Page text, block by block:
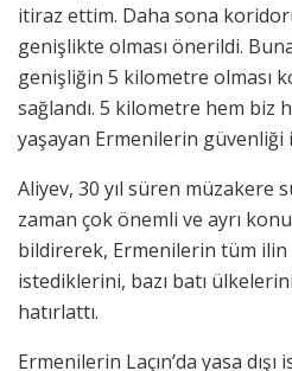
itiraz ettim. Daha sona
genişlikte olması önerildi.
genişliğin 5 kilometre olması
sağlandı. 5 kilometre hem biz
yaşayan Ermenilerin güvenliği
Aliyev, 30 yıl süren müzakere
zaman çok önemli ve ayrı
bildirerek, Ermenilerin tüm
istediklerini, bazı batı
hatırlattı.
Ermenilerin Laçın’da yasa